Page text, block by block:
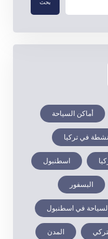
أماكن السياحة
في تركيا
اسطنبول
البسفور
في اسطنبول
المدن